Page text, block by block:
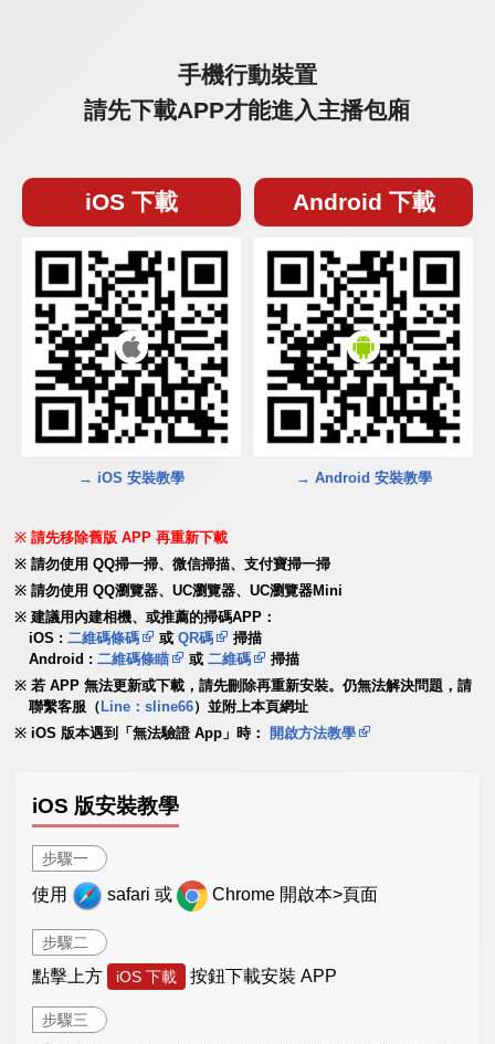
手機行動裝置
請先下載APP才能進入主播包廂
iOS 下載
→ iOS 安裝教學
Android 下載
→ Android 安裝教學
請先移除舊版 APP 再重新下載
請勿使用 QQ掃一掃、微信掃描、支付寶掃一掃
請勿使用 QQ瀏覽器、UC瀏覽器、UC瀏覽器Mini
建議用內建相機、或推薦的掃碼APP：
iOS :二維碼條碼 或QR碼
掃描
Android :二維碼條瞄 或二維碼
掃描
若 APP 無法更新或下載，請先刪除再重新安裝。仍無法解決問題，請
聯繫客服（ Line：sline66）並附上本頁網址
iOS 版本遇到「無法驗證 App」時：
開啟方法教學
iOS 版安裝教學
步驟一
使用 safari 或 Chrome 開啟本>頁面
步驟二
點擊上方 iOS 下載 按鈕下載安裝 APP
步驟三